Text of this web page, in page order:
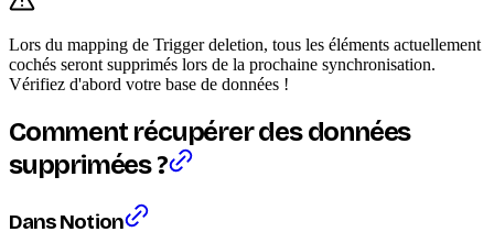
Lors du mapping de Trigger deletion, tous les éléments actuellement
cochés seront supprimés lors de la prochaine synchronisation.
Vérifiez d'abord votre base de données !
Comment récupérer des données
supprimées ?
Dans Notion